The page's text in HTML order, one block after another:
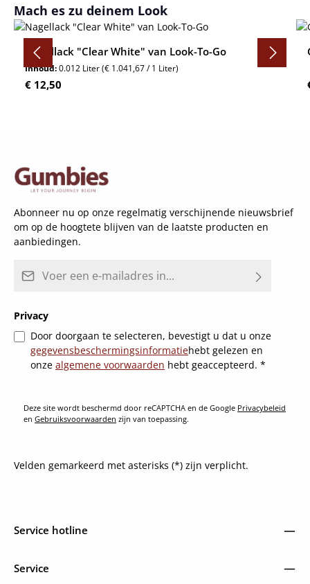
Productgalerij overslaan
Mach es zu deinem Look
Nagellack "Clear White" van Look-To-Go
Inhoud:0.012 Liter(€ 1.041,67 / 1 Liter)
Normale prijs:
€ 12,50
Abonneer nu op onze regelmatig verschijnende nieuwsbrief
om op de hoogtete blijven van de laatste producten en
aanbiedingen.
Privacy
Door doorgaan te selecteren, bevestigt u dat u onze
gegevensbeschermingsinformatiehebt gelezen en
onze algemene voorwaarden hebt geaccepteerd. *
Deze site wordt beschermd door reCAPTCHA en de Google Privacybeleid
en Gebruiksvoorwaarden zijn van toepassing.
Velden gemarkeerd met asterisks (*) zijn verplicht.
Service hotline
Service